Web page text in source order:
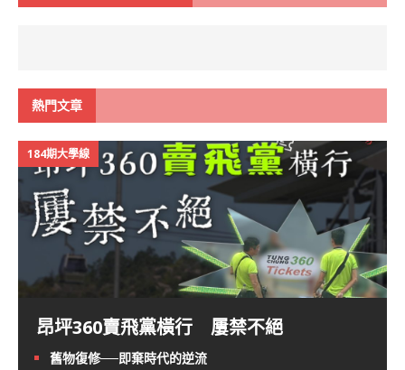
熱門文章
184期大學線
昂坪360賣飛黨橫行 屢禁不絕
舊物復修──即棄時代的逆流